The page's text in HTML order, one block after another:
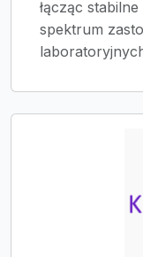
łącząc
spektrum